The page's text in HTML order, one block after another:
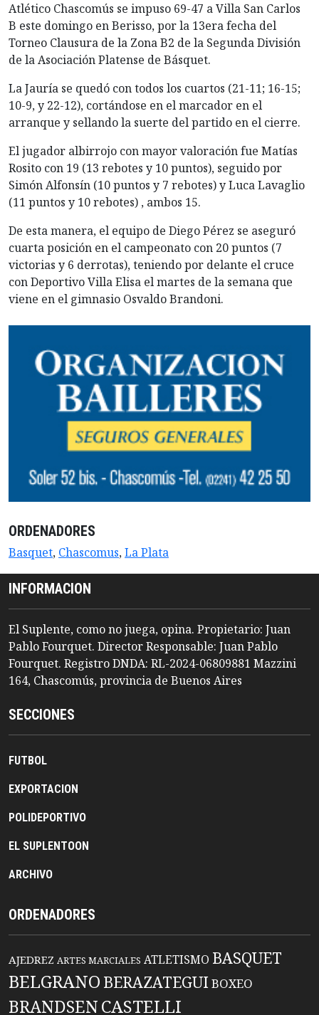
Atlético Chascomús se impuso 69-47 a Villa San Carlos
B este domingo en Berisso, por la 13era fecha del
Torneo Clausura de la Zona B2 de la Segunda División
de la Asociación Platense de Básquet.
La Jauría se quedó con todos los cuartos (21-11; 16-15;
10-9, y 22-12), cortándose en el marcador en el
arranque y sellando la suerte del partido en el cierre.
Eljugador albirrojo con mayor valoración fue Matías
Rosito con 19 (13 rebotes y 10 puntos), seguido por
Simón Alfonsín (10 puntos y 7 rebotes) y Luca Lavaglio
(11 puntos y 10 rebotes) , ambos 15.
De esta manera, el equipo de Diego Pérez se aseguró
cuarta posición en el campeonato con 20 puntos (7
victorias y 6 derrotas), teniendo por delante el cruce
con Deportivo Villa Elisa el martes de la semana que
viene en el gimnasio Osvaldo Brandoni.
ORDENADORES
Basquet, Chascomus,La Plata
INFORMACION
El Suplente, como no juega, opina. Propietario: Juan
Pablo Fourquet. Director Responsable: Juan Pablo
Fourquet. Registro DNDA: RL-2024-06809881 Mazzini
164, Chascomús, provincia de Buenos Aires
SECCIONES
FUTBOL
EXPORTACION
POLIDEPORTIVO
EL SUPLENTOON
ARCHIVO
ORDENADORES
AJEDREZ ARTES MARCIALES ATLETISMO BASQUET
BELGRANO BERAZATEGUIBOXEO
BRANDSENCASTELLI